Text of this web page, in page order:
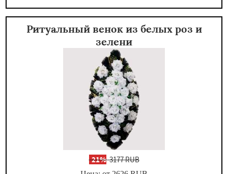
Ритуальный венок из белых роз и
зелени
-21%3177 RUB